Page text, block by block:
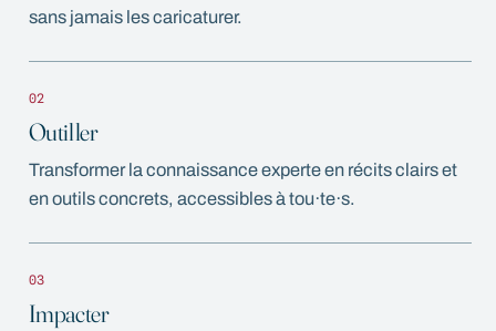
sans jamais les caricaturer.
02
Outiller
Transformer la connaissance experte en récits clairs et
en outils concrets, accessibles à tou·te·s.
03
Impacter